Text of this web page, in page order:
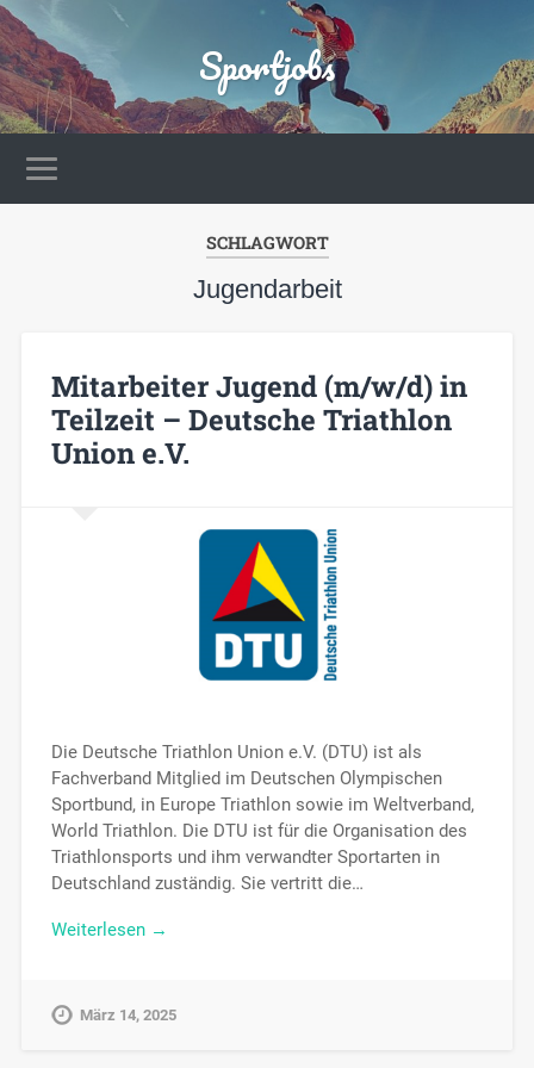
Sportjobs
SCHLAGWORT
Jugendarbeit
Mitarbeiter Jugend (m/w/d) in
Teilzeit – Deutsche Triathlon
Union e.V.
Die Deutsche Triathlon Union e.V. (DTU) ist als
Fachverband Mitglied im Deutschen Olympischen
Sportbund, in Europe Triathlon sowie im Weltverband,
World Triathlon. Die DTU ist für die Organisation des
Triathlonsports und ihm verwandter Sportarten in
Deutschland zuständig. Sie vertritt die…
Weiterlesen →
März 14, 2025